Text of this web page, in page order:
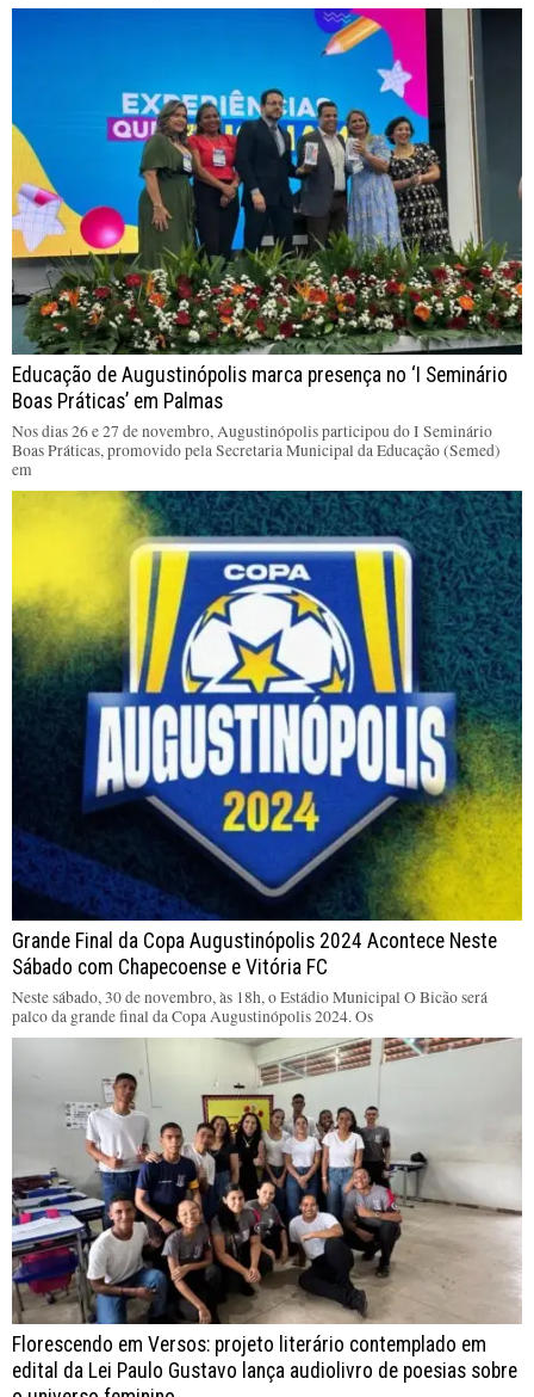
Educação de Augustinópolis marca presença no ‘I Seminário
Boas Práticas’ em Palmas
Nos dias 26 e 27 de novembro, Augustinópolis participou do I Seminário
Boas Práticas, promovido pela Secretaria Municipal da Educação (Semed)
em
Grande Final da Copa Augustinópolis 2024 Acontece Neste
Sábado com Chapecoense e Vitória FC
Neste sábado, 30 de novembro, às 18h, o Estádio Municipal O Bicão será
palco da grande final da Copa Augustinópolis 2024. Os
Florescendo em Versos: projeto literário contemplado em
edital da Lei Paulo Gustavo lança audiolivro de poesias sobre